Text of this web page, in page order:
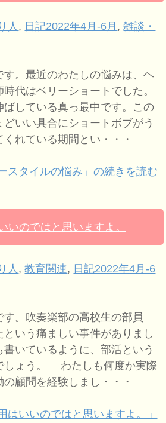
人 , 日記2022年4月-6月 ,雑談・
。最近のわたしの悩みは、ヘ
代はベリーショートでした。
ばしている真っ最中です。この
いい具合にショートボブがう
れている期間とい・・・
スタイルの悩み」の続きを読む
いのではと思いますよ。
人 ,教育関連, 日記2022年4月-6
。吹奏楽部の高校生の部員
いう痛ましい事件がありまし
いているように、部活という
しょう。 わたしも何度か実際
顧問を経験しまし・・・
はいいのではと思いますよ。」